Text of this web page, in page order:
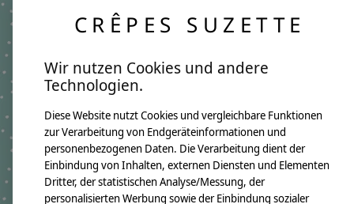
inkl. Papprohling
Produktdetails:
Oberstoff:Türkis mit Ninjas
Mittelstoff:Türkis Weiß Karo
Unterstoff:Pünktchen Türkis
Schriftfarbe:Schwarz
Motiv:Ninja-Kopf und Samuraischwerter
CRÊPES SUZETTE
Wir nutzen Cookies und andere
Technologien.
Diese Website nutzt Cookies und vergleichbare Funktionen
zur Verarbeitung von Endgeräteinformationen und
personenbezogenen Daten. Die Verarbeitung dient der
Einbindung von Inhalten, externen Diensten und Elementen
Dritter, der statistischen Analyse/Messung, der
personalisierten Werbung sowie der Einbindung sozialer